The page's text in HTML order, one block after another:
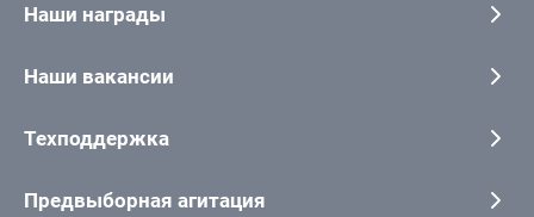
Наши награды
Наши вакансии
Техподдержка
Предвыборная агитация